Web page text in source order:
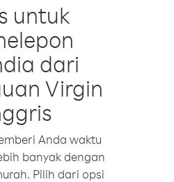
untuk
dari
Virgin
Anda waktu
banyak dengan
Pilih dari opsi